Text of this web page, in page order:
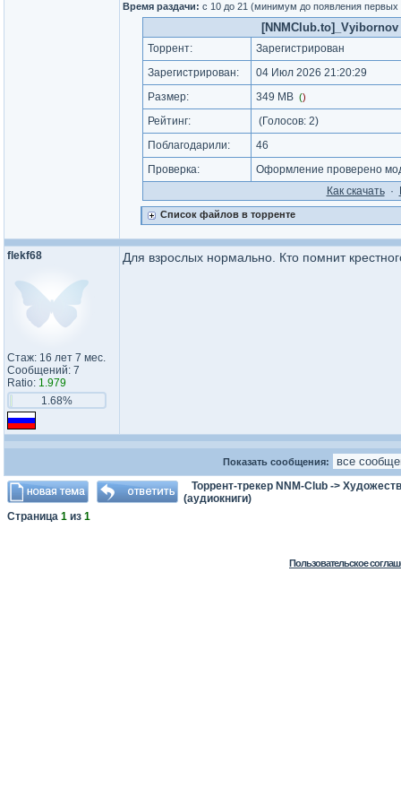
Время раздачи: с 10 до 21 (минимум до появления
Торрент:
Зарегистрирован
Зарегистрирован:
04 Июл 2026 21:20:29
Размер:
349 MB ()
Рейтинг: (Голосов: 2)
Поблагодарили:
46
Проверка:
Оформление проверено
Как cкачать·
Список файлов в торренте
flekf68
Стаж: 16 лет 7 мес.
Сообщений: 7
Ratio: 1.979
1.68%
Для взрослых нормально. Кто помнит
Показать сообщения:
Торрент-трекер NNM-Club ->
(аудиокниги)
Страница 1 из 1
Пользовательское